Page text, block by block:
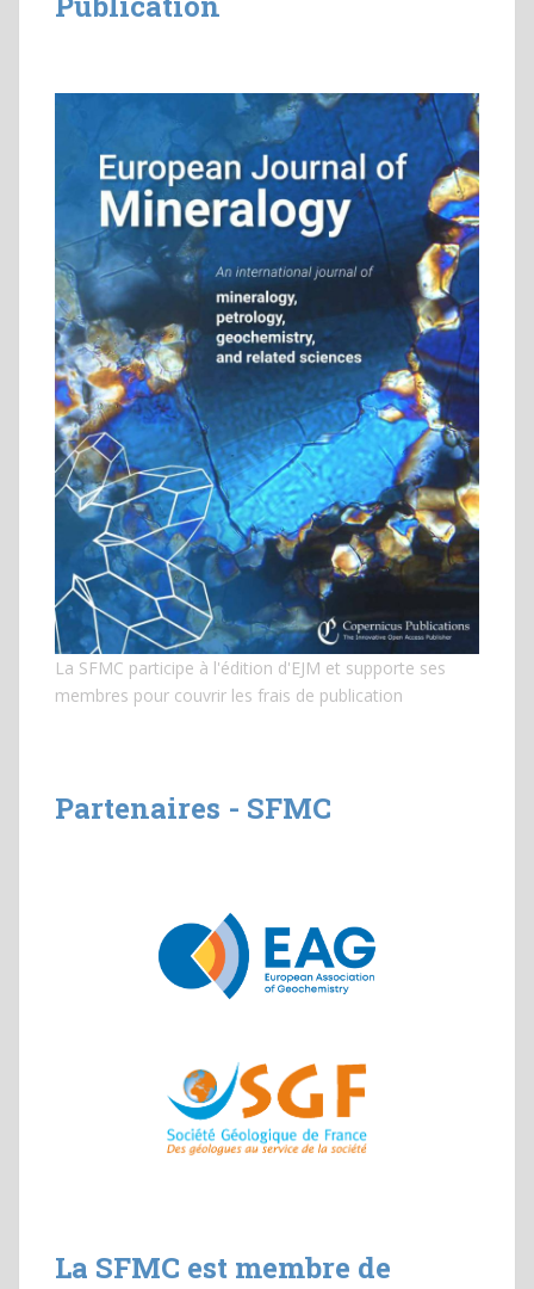
La SFMC participe à l'édition d'EJM et supporte ses
membres pour couvrir les frais de publication
Partenaires - SFMC
La SFMC est membre de